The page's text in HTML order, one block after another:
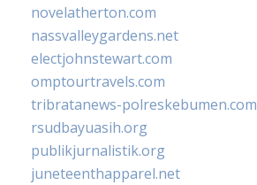
novelatherton.com
nassvalleygardens.net
electjohnstewart.com
omptourtravels.com
tribratanews-polreskebumen.com
rsudbayuasih.org
publikjurnalistik.org
juneteenthapparel.net